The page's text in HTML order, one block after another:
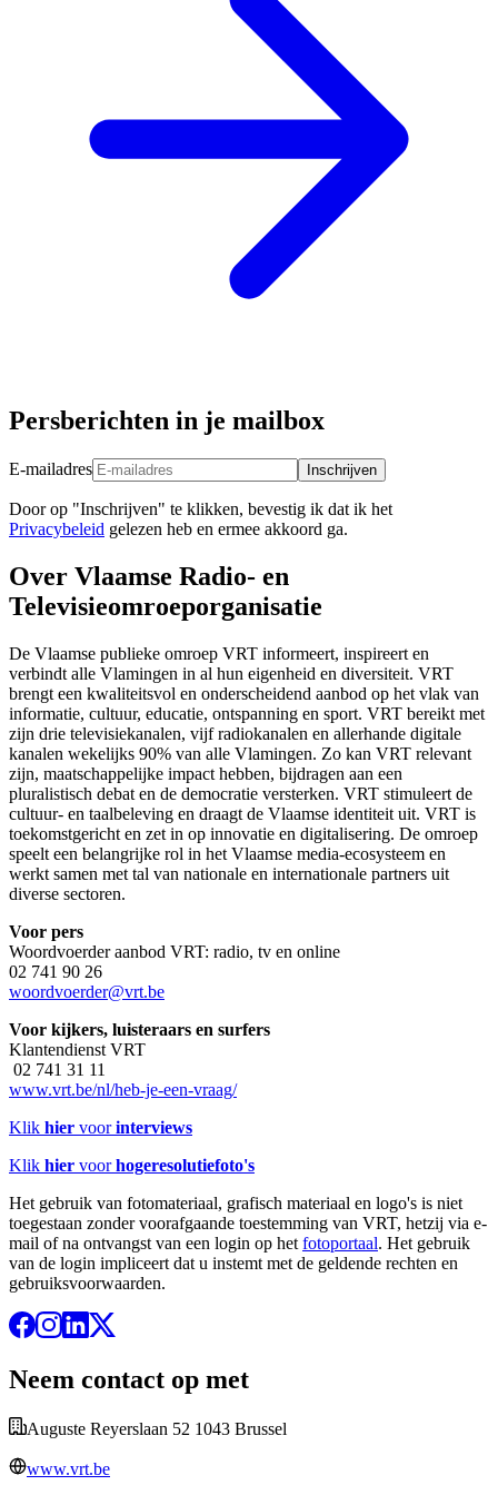
Persberichten in je mailbox
E-mailadres Inschrijven
Door op "Inschrijven" te klikken, bevestig ik dat ik het
Privacybeleid gelezen heb en ermee akkoord ga.
Over Vlaamse Radio- en
Televisieomroeporganisatie
De Vlaamse publieke omroep VRT informeert, inspireert en
verbindt alle Vlamingen in al hun eigenheid en diversiteit. VRT
brengt een kwaliteitsvol en onderscheidend aanbod op het vlak van
informatie, cultuur, educatie, ontspanning en sport. VRT bereikt met
zijn drie televisiekanalen, vijf radiokanalen en allerhande digitale
kanalen wekelijks 90% van alle Vlamingen. Zo kan VRT relevant
zijn, maatschappelijke impact hebben, bijdragen aan een
pluralistisch debat en de democratie versterken. VRT stimuleert de
cultuur- en taalbeleving en draagt de Vlaamse identiteit uit. VRT is
toekomstgericht en zet in op innovatie en digitalisering. De omroep
speelt een belangrijke rol in het Vlaamse media-ecosysteem en
werkt samen met tal van nationale en internationale partners uit
diverse sectoren.
Voor pers
Woordvoerder aanbod VRT: radio, tv en online
02 741 90 26
woordvoerder@vrt.be
Voor kijkers, luisteraars en surfers
Klantendienst VRT
02 741 31 11
www.vrt.be/nl/heb-je-een-vraag/
Klik hier voorinterviews
Klik hier voorhogeresolutiefoto's
Het gebruik van fotomateriaal, grafisch materiaal en logo's is niet
toegestaan zonder voorafgaande toestemming van VRT, hetzij via e-
mail of na ontvangst van een login op het fotoportaal. Het gebruik
van de login impliceert dat u instemt met de geldende rechten en
gebruiksvoorwaarden.
Neem contact op met
Auguste Reyerslaan 52 1043 Brussel
www.vrt.be